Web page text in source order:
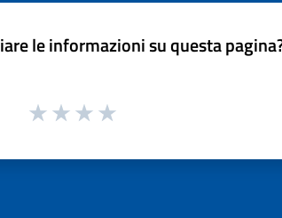
le informazioni su questa